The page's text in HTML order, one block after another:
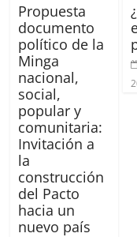
Propuesta
documento
político de la
Minga
nacional,
social,
popular y
comunitaria:
Invitación a
la
construcción
del Pacto
hacia un
nuevo país